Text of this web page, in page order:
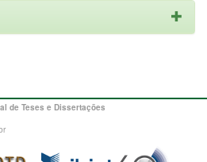
de Teses e Dissertações